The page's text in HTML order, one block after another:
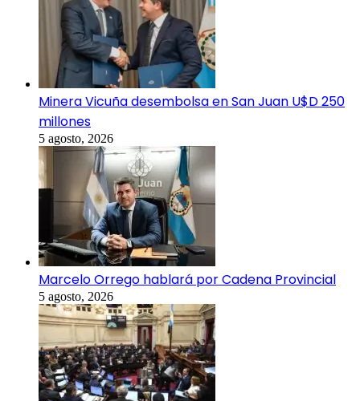
Minera Vicuña desembolsa en San Juan U$D 250
millones
5 agosto, 2026
Marcelo Orrego hablará por Cadena Provincial
5 agosto, 2026